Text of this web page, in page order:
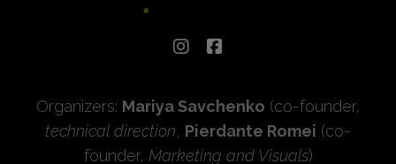
Organizers: Mariya Savchenko (co-founder,
technical direction, Pierdante Romei (co-
founder, Marketing and Visuals)